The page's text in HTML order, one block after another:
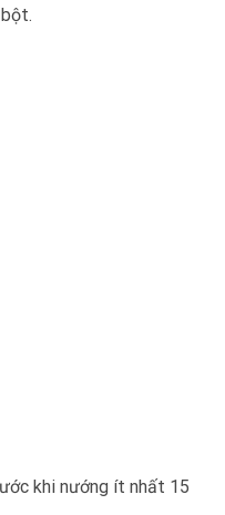
khi nướng ít nhất 15